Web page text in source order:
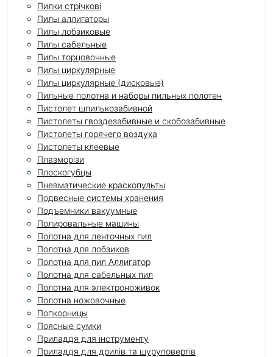
Пилки стрічкові
Пилы аллигаторы
Пилы лобзиковые
Пилы сабельные
Пилы торцовочные
Пилы циркулярные
Пилы циркулярные (дисковые)
Пильные полотна и наборы пильных полотен
Пистолет шпилькозабивной
Пистолеты гвоздезабивные и скобозабивные
Пистолеты горячего воздуха
Пистолеты клеевые
Плазморізи
Плоскогубцы
Пневматические краскопульты
Подвесные системы хранения
Подъемники вакуумные
Полировальные машины
Полотна для ленточных пил
Полотна для лобзиков
Полотна для пил Аллигатор
Полотна для сабельных пил
Полотна для электроноживок
Полотна ножовочные
Попкорницы
Поясные сумки
Приладдя для інструменту
Приладдя для дрилів та шуруповертів